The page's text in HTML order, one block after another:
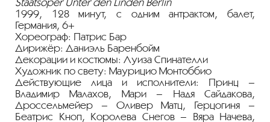
1999, 128 минут, с одним антрактом, балет,
Германия, 6+
Хореограф: Патрис Бар
Дирижёр: Даниэль Баренбойм
Декорации и костюмы: Луиза Спинателли
Художник по свету: Маурицио Монтоббио
Действующие лица и исполнители: Принц –
Владимир Малахов, Мари – Надя Сайдакова,
Дроссельмейер – Оливер Матц, Герцогиня –
Беатрис Кноп, Королева Снегов – Вяра Начева,